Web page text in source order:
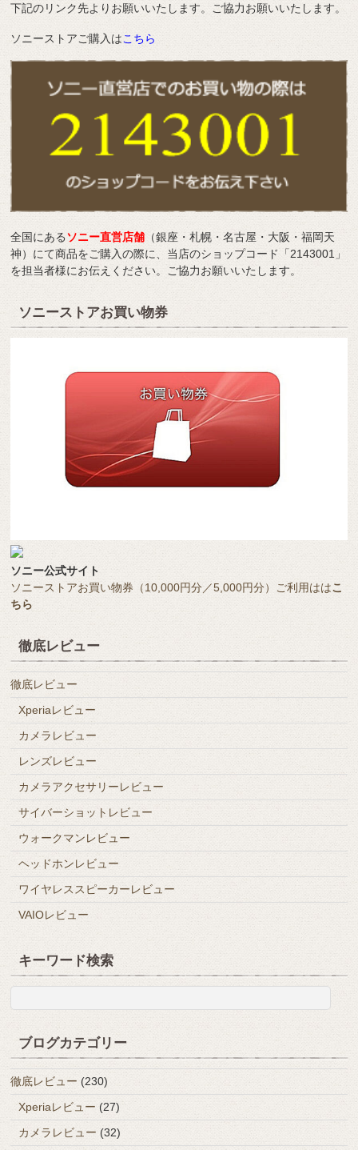
下記のリンク先よりお願いいたします。ご協力お願いいたします。
ソニーストアご購入はこちら
全国にあるソニー直営店舗 （銀座・札幌・名古屋・大阪・福岡天
神）にて商品をご購入の際に、当店のショップコード「2143001」
を担当者様にお伝えください。ご協力お願いいたします。
ソニーストアお買い物券
ソニー公式サイト
ソニーストアお買い物券（10,000円分／5,000円分）ご利用ははこ
ちら
徹底レビュー
徹底レビュー
Xperiaレビュー
カメラレビュー
レンズレビュー
カメラアクセサリーレビュー
サイバーショットレビュー
ウォークマンレビュー
ヘッドホンレビュー
ワイヤレススピーカーレビュー
VAIOレビュー
キーワード検索
ブログカテゴリー
徹底レビュー (230)
Xperiaレビュー (27)
カメラレビュー (32)